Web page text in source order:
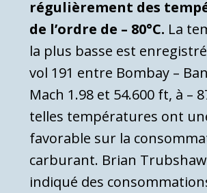
régulièrement des
de l’ordre de – 80°C. La
la plus basse est
vol 191 entre Bombay –
Mach 1.98 et 54.600 ft, à –
telles températures ont
favorable sur la
carburant. Brian
indiqué des